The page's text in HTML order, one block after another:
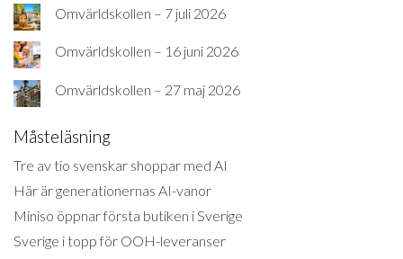
Omvärldskollen – 7 juli 2026
Omvärldskollen – 16 juni 2026
Omvärldskollen – 27 maj 2026
Måsteläsning
Tre av tio svenskar shoppar med AI
Här är generationernas AI-vanor
Miniso öppnar första butiken i Sverige
Sverige i topp för OOH-leveranser